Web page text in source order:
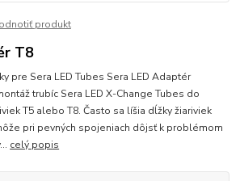
produkt
T8
pre Sera LED Tubes Sera LED Adaptér
trubíc Sera LED X-Change Tubes do
T5 alebo T8. Často sa líšia dĺžky žiariviek
pri pevných spojeniach dôjsť k problémom
celý popis